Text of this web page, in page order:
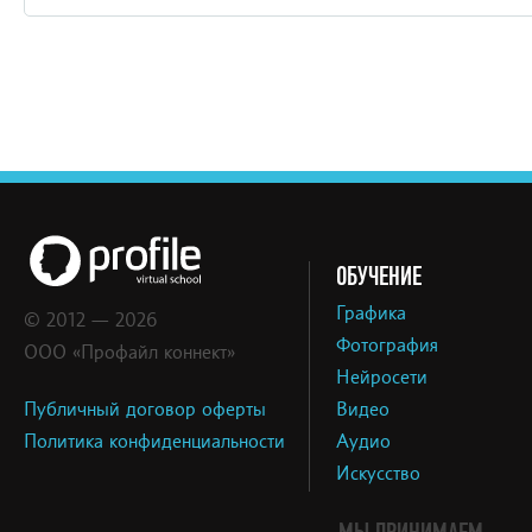
© 2012 — 2026
ООО «Профайл коннект»
Публичный договор оферты
Политика конфиденциальности
ОБУЧЕНИЕ
Графика
Фотография
Нейросети
Видео
Аудио
Искусство